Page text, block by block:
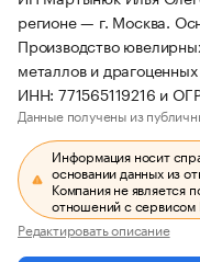
регионе — г. Москва.
Производство
металлов и
ИНН: 771565119216 и
Данные получены из
Информация носит
основании данных из
Компания не является
отношений с сервисом
Редактировать описание